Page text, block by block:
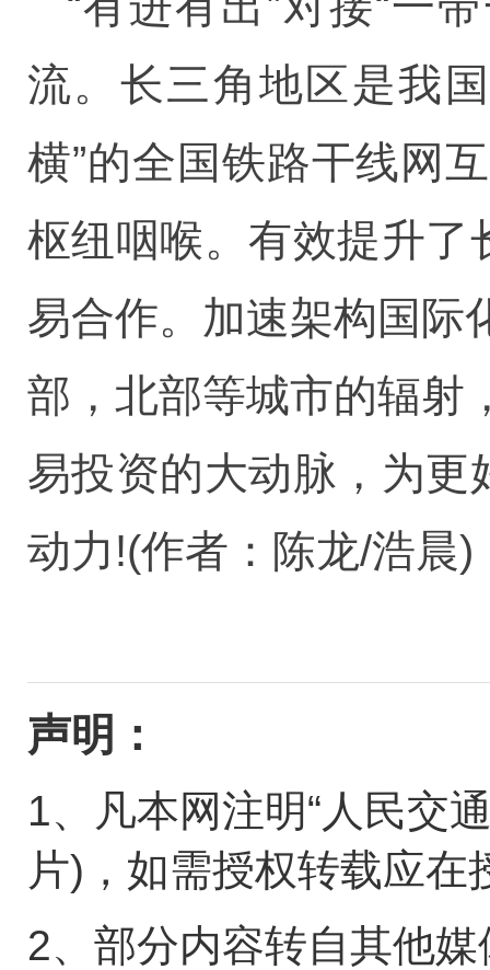
流。长三角地区是我
横”的全国铁路干线网
枢纽咽喉。有效提升了
易合作。加速架构国际
部，北部等城市的辐射
易投资的大动脉，为更
动力!(作者：陈龙/浩晨)
声明：
1、凡本网注明“人民交
片)，如需授权转载应
2、部分内容转自其他